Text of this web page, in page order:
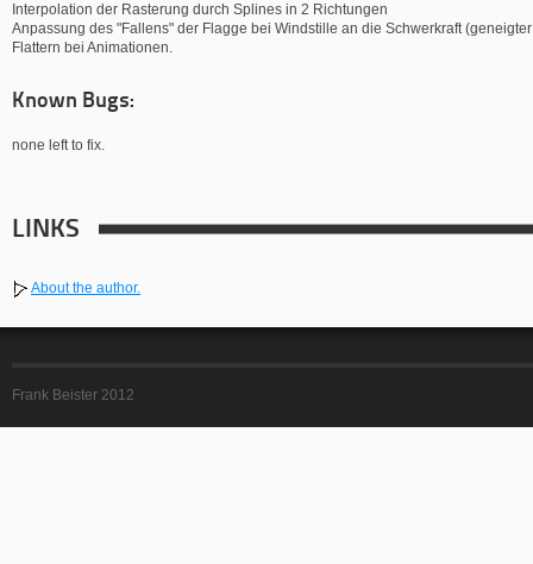
Interpolation der Rasterung durch Splines in 2 Richtungen
Anpassung des "Fallens" der Flagge bei Windstille an die Schwerkraft
Flattern bei Animationen.
Known Bugs:
none left to fix.
LINKS
About the author.
Frank Beister 2012